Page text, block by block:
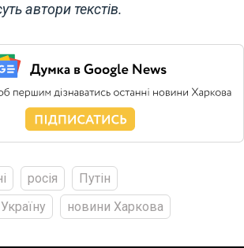
автори текстів.
росія
Путін
новини Харкова